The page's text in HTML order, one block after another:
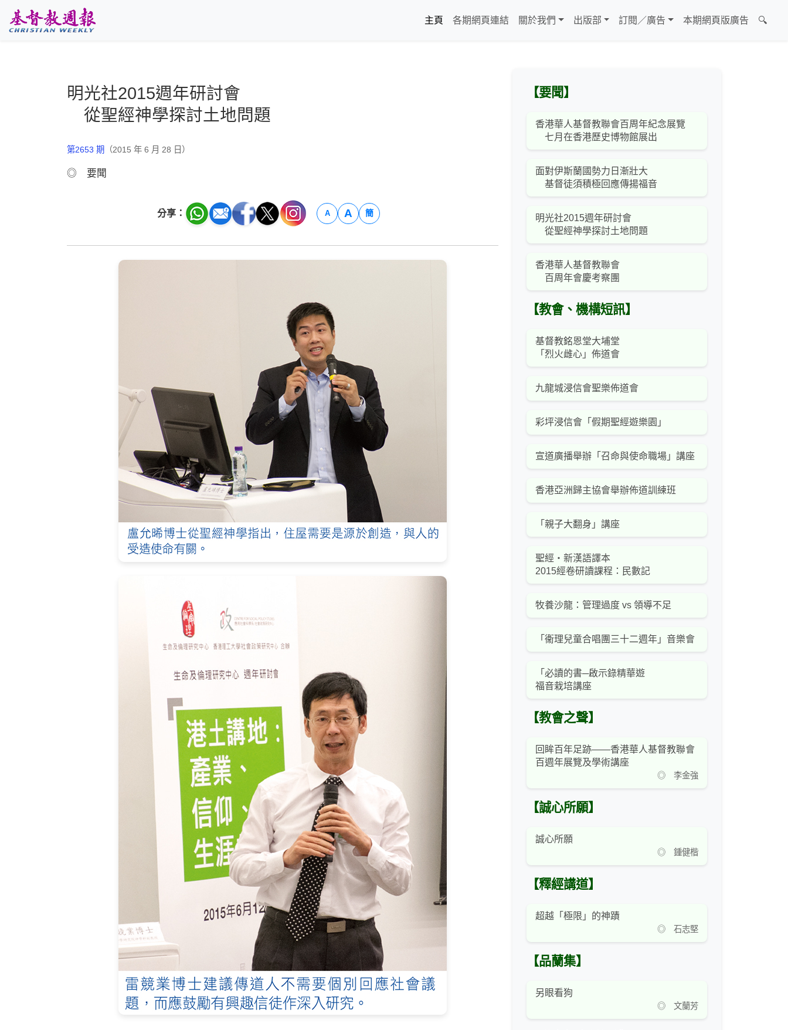
主頁
各期網頁連結 關於我們 出版部 訂閱／廣告 本期網頁版廣告 🔍
明光社2015週年研討會
從聖經神學探討土地問題
第2653 期 （2015 年 6 月 28 日）
◎ 要聞
分享： A A 簡
【要聞】
香港華人基督教聯會百周年紀念展覽
七月在香港歷史博物館展出
面對伊斯蘭國勢力日漸壯大
基督徒須積極回應傳揚福音
明光社2015週年研討會
從聖經神學探討土地問題
香港華人基督教聯會
百周年會慶考察團
【教會、機構短訊】
基督教銘恩堂大埔堂
「烈火雌心」佈道會
九龍城浸信會聖樂佈道會
彩坪浸信會「假期聖經遊樂園」
宣道廣播舉辦「召命與使命職場」講座
香港亞洲歸主協會舉辦佈道訓練班
「親子大翻身」講座
聖經‧新漢語譯本
2015經卷研讀課程：民數記
牧養沙龍：管理過度 vs 領導不足
「衞理兒童合唱團三十二週年」音樂會
「必讀的書─啟示錄精華遊
福音栽培講座
【教會之聲】
回眸百年足跡——香港華人基督教聯會
百週年展覽及學術講座
◎ 李金強
【誠心所願】
誠心所願
◎ 鍾健楷
【釋經講道】
超越「極限」的神蹟
◎ 石志堅
【品蘭集】
另眼看狗
◎ 文蘭芳